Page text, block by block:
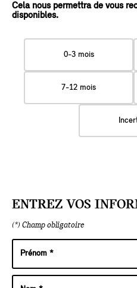
Cela nous permettra de vous
disponibles.
0-3 mois
7-12 mois
ENTREZ VOS
(*) Champ obligatoire